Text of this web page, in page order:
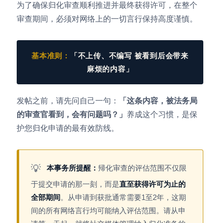
为了确保归化审查顺利推进并最终获得许可，在整个
审查期间，必须对网络上的一切言行保持高度谨慎。
基本准则：
「不上传、不编写 被看到后会带来
麻烦的内容」
发帖之前，请先问自己一句：
「这条内容，被法务局
的审查官看到，会有问题吗？」 养成这个习惯，是保
护您归化申请的最有效防线。
💡 本事务所提醒： 帰化审查的评估范围不仅限
于提交申请的那一刻，而是直至获得许可为止的
全部期间。从申请到获批通常需要1至2年，这期
间的所有网络言行均可能纳入评估范围。请从申